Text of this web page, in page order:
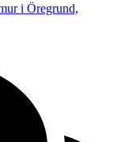
i Öregrund,